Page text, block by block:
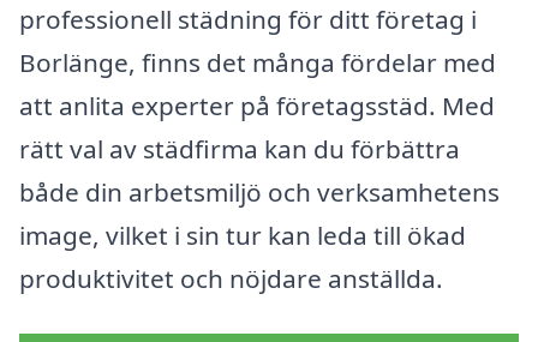
professionell städning för ditt företag i
Borlänge, finns det många fördelar med
att anlita experter på företagsstäd. Med
rätt val av städfirma kan du förbättra
både din arbetsmiljö och verksamhetens
image, vilket i sin tur kan leda till ökad
produktivitet och nöjdare anställda.